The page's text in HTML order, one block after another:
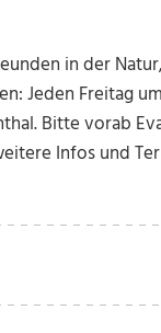
in der
Jeden Freitag
Bitte vorab
Infos und